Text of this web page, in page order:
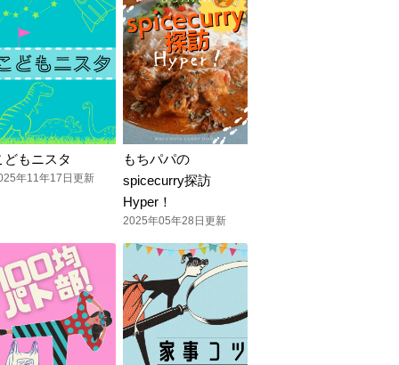
どもニスタ
年11年17日更新
もちパパの
spicecurry探訪
Hyper！
2025年05年28日更新